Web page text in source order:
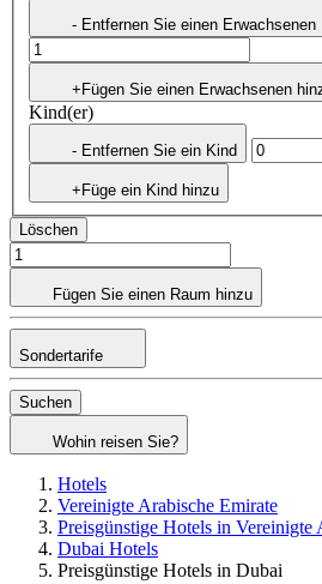
- Entfernen Sie einen Erwachsenen
+Fügen Sie einen Erwachsenen
Kind(er)
- Entfernen Sie ein Kind
+Füge ein Kind hinzu
Löschen
Fügen Sie einen Raum hinzu
Sondertarife
Suchen
Wohin reisen Sie?
Hotels
Vereinigte Arabische Emirate
Preisgünstige Hotels in Vereinigte
Dubai Hotels
Preisgünstige Hotels in Dubai